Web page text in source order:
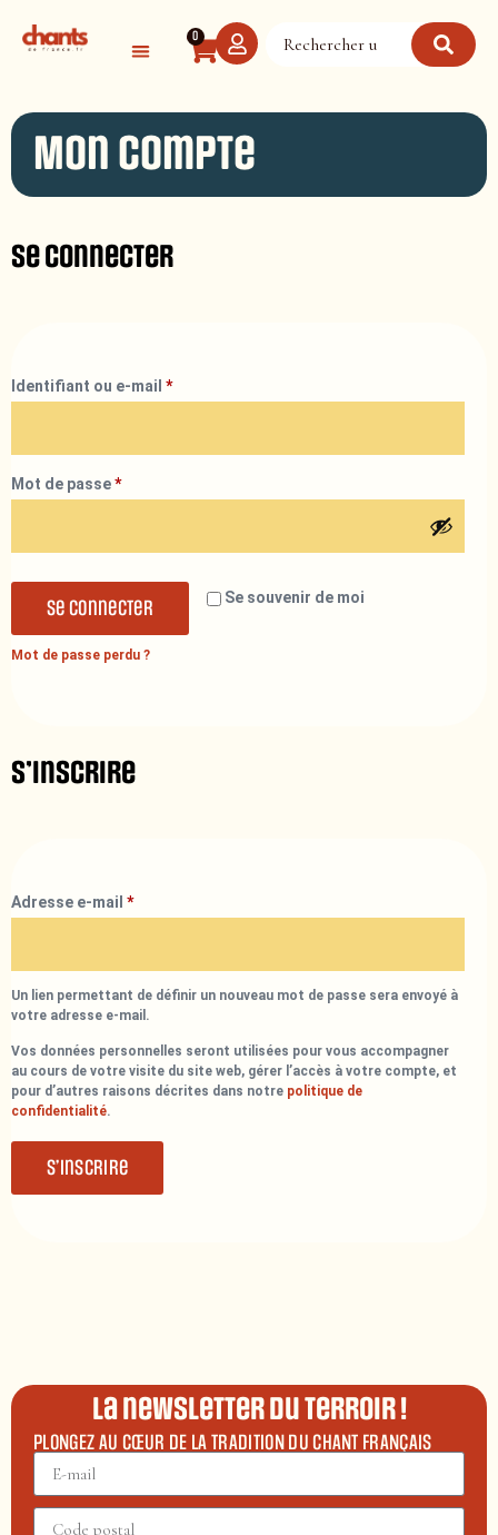
0
Mon compte
Se connecter
Identifiant ou e-mail *
Mot de passe*
Se souvenir de moi
Se connecter
Mot de passe perdu ?
S’inscrire
Adresse e-mail *
Un lien permettant de définir un nouveau mot de passe sera envoyé à
votre adresse e-mail.
Vos données personnelles seront utilisées pour vous accompagner
au cours de votre visite du site web, gérer l’accès à votre compte, et
pour d’autres raisons décrites dans notre politique de
confidentialité.
S’inscrire
La newsletter du terroir !
PLONGEZ AU CŒUR DE LA TRADITION DU CHANT FRANÇAIS